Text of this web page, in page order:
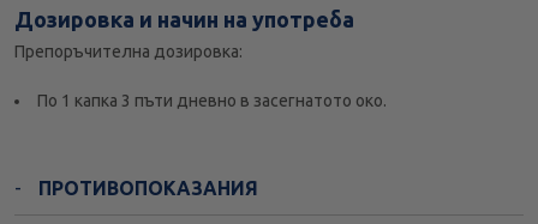
Дозировка и начин на употреба
Препоръчителна дозировка:
По 1 капка 3 пъти дневно в засегнатото око.
ПРОТИВОПОКАЗАНИЯ